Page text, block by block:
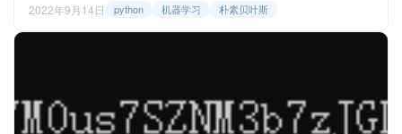
维，发现运用到中文文本分类上还是很容易实现的，不过是将垃圾
2022年9月14日 python 机器学习 朴素贝叶斯